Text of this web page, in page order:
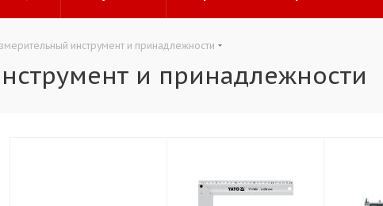
инструмент и принадлежности
и принадлежности